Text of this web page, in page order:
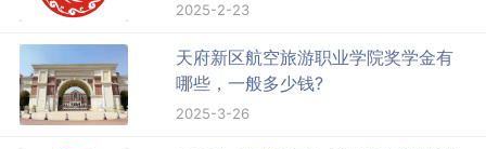
2025-2-23
天府新区航空旅游职业学院奖学金有
哪些，一般多少钱?
2025-3-26